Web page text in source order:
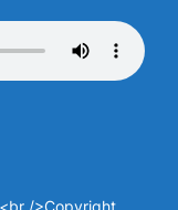
<br />Copyright